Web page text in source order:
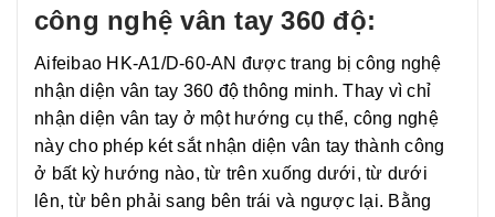
công nghệ vân tay 360 độ:
Aifeibao HK-A1/D-60-AN được trang bị công nghệ
nhận diện vân tay 360 độ thông minh. Thay vì chỉ
nhận diện vân tay ở một hướng cụ thể, công nghệ
này cho phép két sắt nhận diện vân tay thành công
ở bất kỳ hướng nào, từ trên xuống dưới, từ dưới
lên, từ bên phải sang bên trái và ngược lại. Bằng